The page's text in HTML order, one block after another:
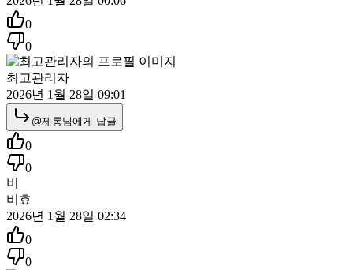
0
0
최고관리자
2026년 1월 28일 09:01
@제롱님에게 답글
0
0
비
비효
2026년 1월 28일 02:34
0
0